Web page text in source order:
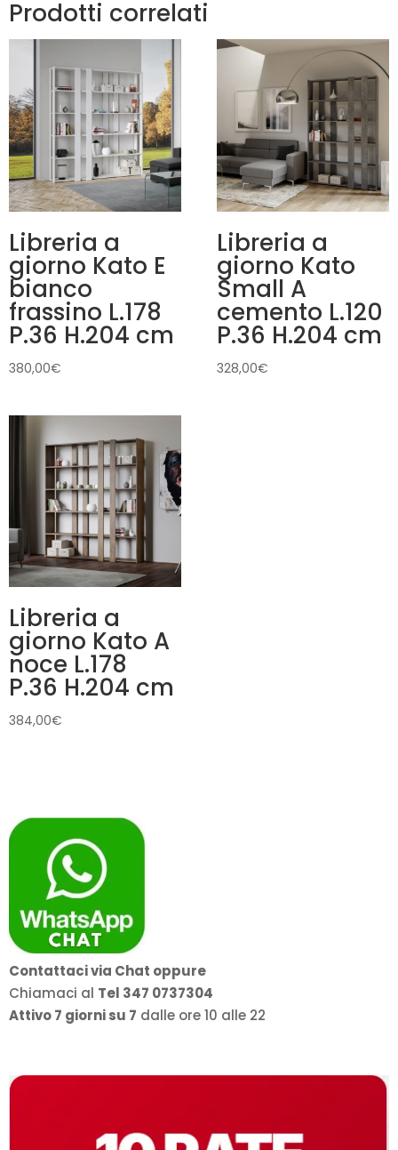
Prodotti correlati
Libreria a
giorno Kato E
bianco
frassino L.178
P.36 H.204 cm
380,00€
Libreria a
giorno Kato
Small A
cemento L.120
P.36 H.204 cm
328,00€
Libreria a
giorno Kato A
noce L.178
P.36 H.204 cm
384,00€
Contattaci via Chat oppure
Chiamaci al Tel 347 0737304
Attivo 7 giorni su 7 dalle ore 10 alle 22